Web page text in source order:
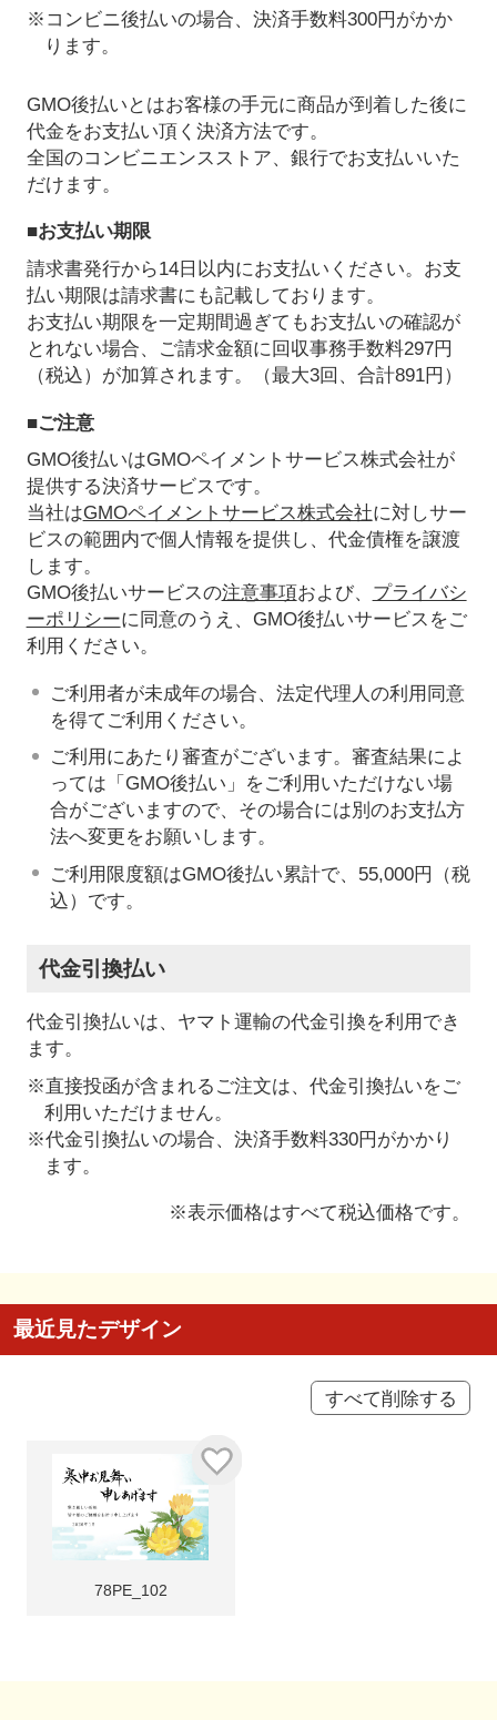
※コンビニ後払いの場合、決済手数料300円がかか
ります。
GMO後払いとはお客様の手元に商品が到着した後に
代金をお支払い頂く決済方法です。
全国のコンビニエンスストア、銀行でお支払いいた
だけます。
■お支払い期限
請求書発行から14日以内にお支払いください。お支
払い期限は請求書にも記載しております。
お支払い期限を一定期間過ぎてもお支払いの確認が
とれない場合、ご請求金額に回収事務手数料297円
（税込）が加算されます。（最大3回、合計891円）
■ご注意
GMO後払いはGMOペイメントサービス株式会社が
提供する決済サービスです。
当社はGMOペイメントサービス株式会社に対しサー
ビスの範囲内で個人情報を提供し、代金債権を譲渡
します。
GMO後払いサービスの注意事項および、 プライバシ
ーポリシーに同意のうえ、GMO後払いサービスをご
利用ください。
ご利用者が未成年の場合、法定代理人の利用同意
を得てご利用ください。
ご利用にあたり審査がございます。審査結果によ
っては「GMO後払い」をご利用いただけない場
合がございますので、その場合には別のお支払方
法へ変更をお願いします。
ご利用限度額はGMO後払い累計で、55,000円（税
込）です。
代金引換払い
代金引換払いは、ヤマト運輸の代金引換を利用でき
ます。
※直接投函が含まれるご注文は、代金引換払いをご
利用いただけません。
※代金引換払いの場合、決済手数料330円がかかり
ます。
※表示価格はすべて税込価格です。
最近見たデザイン
すべて削除する
78PE_102